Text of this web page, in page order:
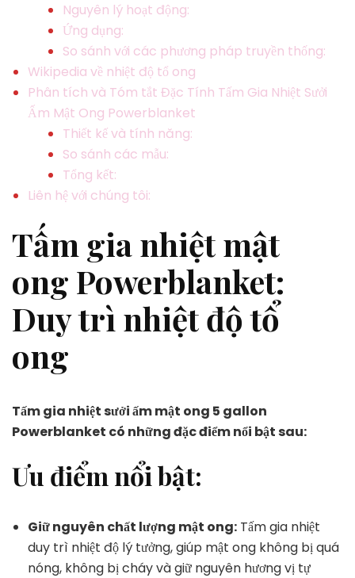
Nguyên lý hoạt động:
Ứng dụng:
So sánh với các phương pháp truyền thống:
Wikipedia về nhiệt độ tổ ong
Phân tích và Tóm tắt Đặc Tính Tấm Gia Nhiệt Sưởi
Ấm Mật Ong Powerblanket
Thiết kế và tính năng:
So sánh các mẫu:
Tổng kết:
Liên hệ với chúng tôi:
Tấm gia nhiệt mật
ong Powerblanket:
Duy trì nhiệt độ tổ
ong
Tấm gia nhiệt sưởi ấm mật ong 5 gallon
Powerblanket có những đặc điểm nổi bật sau:
Ưu điểm nổi bật:
Giữ nguyên chất lượng mật ong: Tấm gia nhiệt
duy trì nhiệt độ lý tưởng, giúp mật ong không bị quá
nóng, không bị cháy và giữ nguyên hương vị tự